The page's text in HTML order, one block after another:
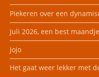
Piekeren over een
Juli 2026, een best maandje
Jojo
Het gaat weer lekker met